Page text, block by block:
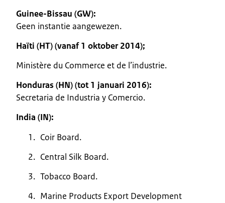
Guinee-Bissau (GW):
Geen instantie aangewezen.
Haïti (HT) (vanaf 1 oktober 2014);
Ministère du Commerce et de l’industrie.
Honduras (HN) (tot 1 januari 2016):
Secretaria de Industria y Comercio.
India (IN):
Coir Board.
Central Silk Board.
Tobacco Board.
Marine Products Export Development